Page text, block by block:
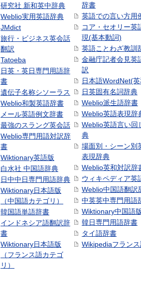
研究社 新和英中辞典
Weblio実用英語辞典
JMdict
旅行・ビジネス英会話
翻訳
Tatoeba
日英・英日専門用語辞
書
遺伝子名称シソーラス
Weblio和製英語辞書
メール英語例文辞書
最強のスラング英会話
Weblio専門用語対訳辞
書
Wiktionary英語版
白水社 中国語辞典
日中中日専門用語辞典
Wiktionary日本語版
（中国語カテゴリ）
韓国語単語辞書
インドネシア語翻訳辞
書
Wiktionary日本語版
（フランス語カテゴ
リ）
辞書
英語での言い方用
コア・セオリー英
現(基本動詞)
英語ことわざ教訓
金融庁記者会見英
訳
日本語WordNet(
日英固有名詞辞典
Weblio派生語辞書
Weblio英語表現辞
Weblio英語言い回
典
場面別・シーン別
表現辞典
Weblio英和対訳辞
ウィキペディア英
Weblio中国語翻訳
中英英中専門用語
Wiktionary中国語
韓日専門用語辞書
タイ語辞書
Wikipediaフラン